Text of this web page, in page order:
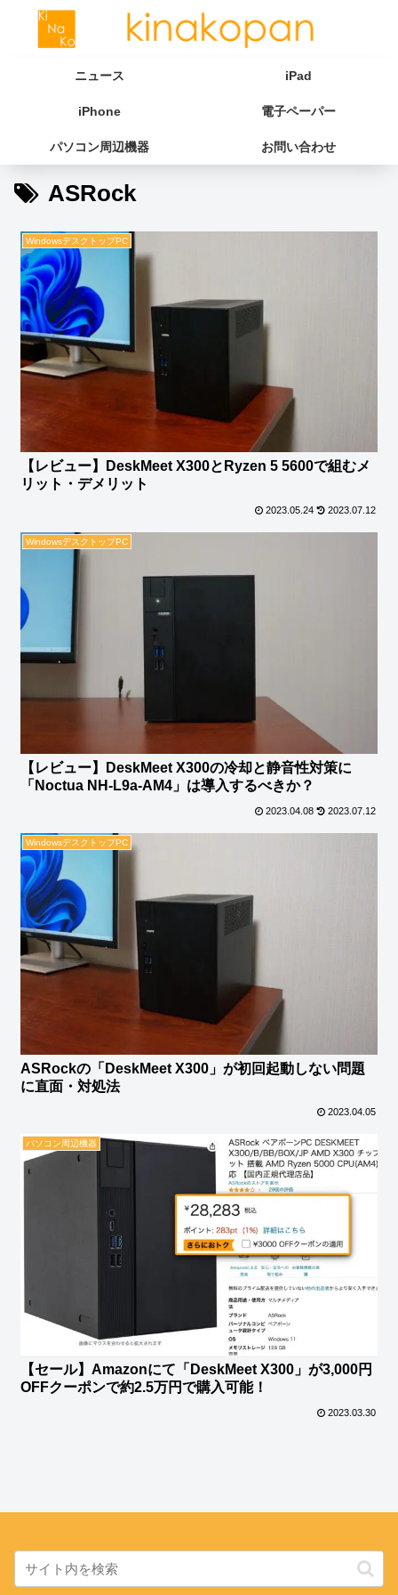
ニュース iPad
iPhone 電子ペーパー
パソコン周辺機器 お問い合わせ
ASRock
WindowsデスクトップPC
【レビュー】DeskMeet X300とRyzen 5 5600で組むメ
リット・デメリット
2023.05.24 2023.07.12
WindowsデスクトップPC
【レビュー】DeskMeet X300の冷却と静音性対策に
「Noctua NH-L9a-AM4」は導入するべきか？
2023.04.08 2023.07.12
WindowsデスクトップPC
ASRockの「DeskMeet X300」が初回起動しない問題
に直面・対処法
2023.04.05
パソコン周辺機器
【セール】Amazonにて「DeskMeet X300」が3,000円
OFFクーポンで約2.5万円で購入可能！
2023.03.30